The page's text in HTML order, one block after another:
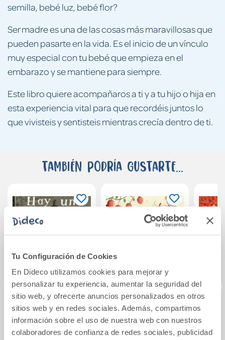
Tu Configuración de Cookies
En Dideco utilizamos cookies para mejorar y
personalizar tu experiencia, aumentar la seguridad del
sitio web, y ofrecerte anuncios personalizados en otros
sitios web y en redes sociales. Además, compartimos
información sobre el uso de nuestra web con nuestros
colaboradores de confianza de redes sociales, publicidad
semilla, bebé luz, bebé flor?
Ser madre es una de las cosas más maravillosas que
pueden pasarte en la vida. Es el inicio de un vínculo
muy especial con tu bebé que empieza en el
embarazo y se mantiene para siempre.
Este libro quiere acompañaros a ti y a tu hijo o hija en
esta experiencia vital para que recordéis juntos lo
que vivisteis y sentisteis mientras crecía dentro de ti.
También podría gustarte...
Hay un fantasma
en esta casa
Cuentos
Montessori para
crecer sin prisa